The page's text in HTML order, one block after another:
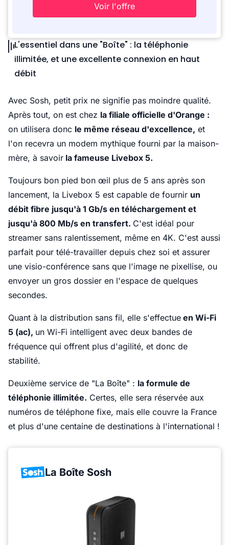
Voir l'offre
L'essentiel dans une "Boîte" : la téléphonie
illimitée, et une excellente connexion en haut
débit
Avec Sosh, petit prix ne signifie pas moindre qualité.
Après tout, on est chez la filiale officielle d'Orange :
on utilisera donc le même réseau d'excellence, et
l'on recevra un modem mythique fourni par la maison-
mère, à savoir la fameuse Livebox 5.
Toujours bon pied bon œil plus de 5 ans après son
lancement, la Livebox 5 est capable de fournir un
débit fibre jusqu'à 1 Gb/s en téléchargement et
jusqu'à 800 Mb/s en transfert. C'est idéal pour
streamer sans ralentissement, même en 4K. C'est aussi
parfait pour télé-travailler depuis chez soi et assurer
une visio-conférence sans que l'image ne pixellise, ou
envoyer un gros dossier en l'espace de quelques
secondes.
Quant à la distribution sans fil, elle s'effectue en Wi-Fi
5 (ac), un Wi-Fi intelligent avec deux bandes de
fréquence qui offrent plus d'agilité, et donc de
stabilité.
Deuxième service de "La Boîte" : la formule de
téléphonie illimitée. Certes, elle sera réservée aux
numéros de téléphone fixe, mais elle couvre la France
et plus d'une centaine de destinations à l'international !
La Boîte Sosh